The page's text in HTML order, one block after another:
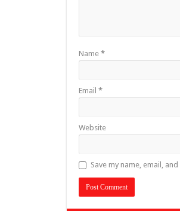
Name *
Email *
Website
Save my name, email,